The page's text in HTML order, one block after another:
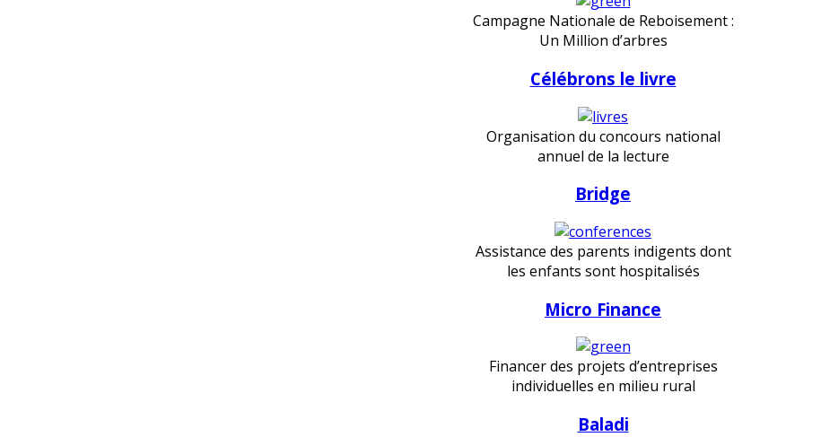
Campagne Nationale de Reboisement :
Un Million d’arbres
Célébrons le livre
Organisation du concours national
annuel de la lecture
Bridge
Assistance des parents indigents dont
les enfants sont hospitalisés
Micro Finance
Financer des projets d’entreprises
individuelles en milieu rural
Baladi